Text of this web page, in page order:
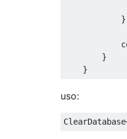
}
}
}
uso:
ClearDatabase